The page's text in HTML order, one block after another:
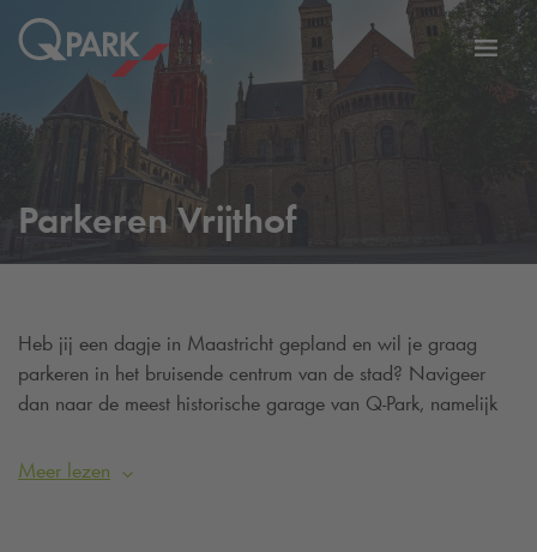
Parkeren Vrijthof
Heb jij een dagje in Maastricht gepland en wil je graag
parkeren in het bruisende centrum van de stad? Navigeer
dan naar de meest historische garage van Q-Park, namelijk
plein uit je auto!
Meer lezen